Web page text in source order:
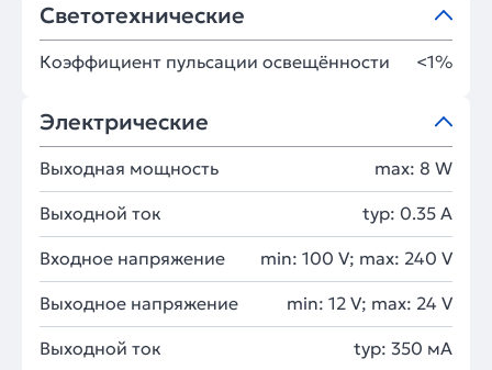
Светотехнические
Коэффициент пульсации освещённости <1%
Электрические
Выходная мощность max: 8 W
Выходной ток typ: 0.35 A
Входное напряжение min: 100 V; max: 240 V
Выходное напряжение min: 12 V; max: 24 V
Выходной ток typ: 350 мA